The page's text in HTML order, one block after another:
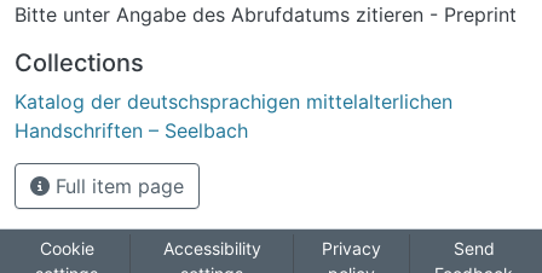
Bitte unter Angabe des Abrufdatums zitieren - Preprint
Collections
Katalog der deutschsprachigen mittelalterlichen
Handschriften – Seelbach
Full item page
Cookie
Accessibility
Privacy
Send